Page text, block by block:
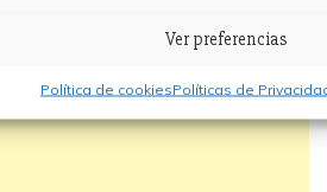
Ver preferencias
Política de cookiesPolíticas de